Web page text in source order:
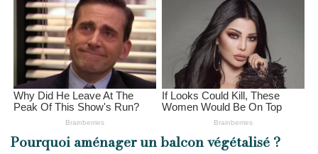
Pourquoi aménager un balcon végétalisé ?